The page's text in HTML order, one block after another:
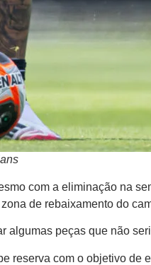
com a eliminação na
de rebaixamento do
algumas peças que não
com o objetivo